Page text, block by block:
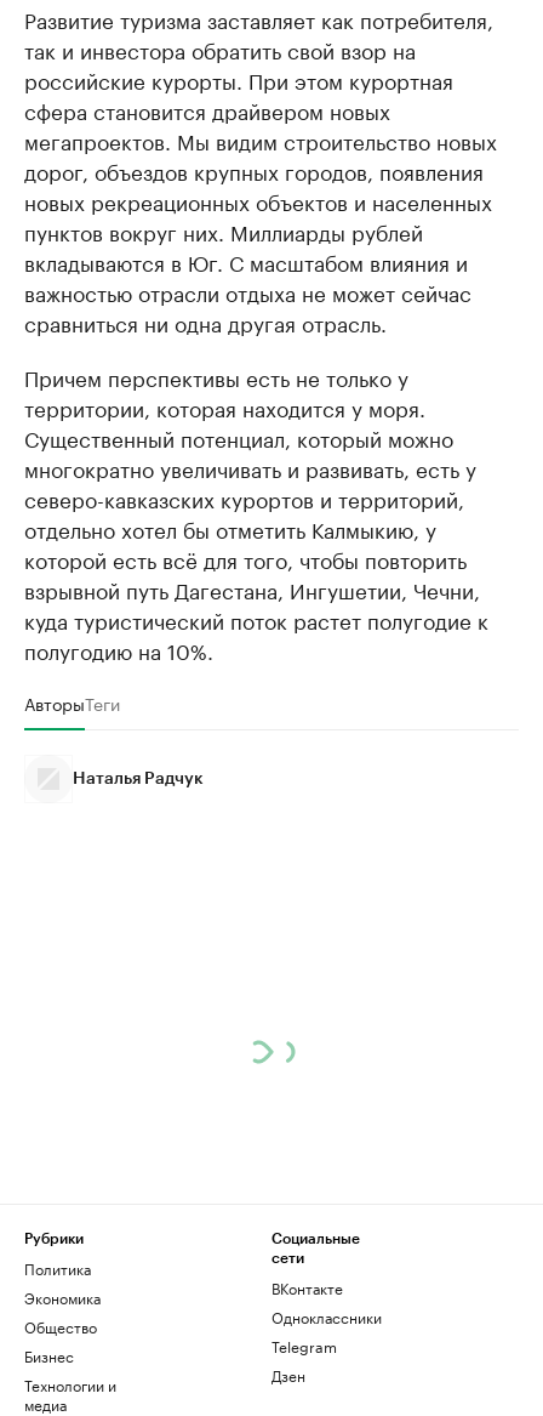
Развитие туризма заставляет как потребителя,
так и инвестора обратить свой взор на
российские курорты. При этом курортная
сфера становится драйвером новых
мегапроектов. Мы видим строительство новых
дорог, объездов крупных городов, появления
новых рекреационных объектов и населенных
пунктов вокруг них. Миллиарды рублей
вкладываются в Юг. С масштабом влияния и
важностью отрасли отдыха не может сейчас
сравниться ни одна другая отрасль.
Причем перспективы есть не только у
территории, которая находится у моря.
Существенный потенциал, который можно
многократно увеличивать и развивать, есть у
северо-кавказских курортов и территорий,
отдельно хотел бы отметить Калмыкию, у
которой есть всё для того, чтобы повторить
взрывной путь Дагестана, Ингушетии, Чечни,
куда туристический поток растет полугодие к
полугодию на 10%.
АвторыТеги
Наталья Радчук
Рубрики
Политика
Экономика
Общество
Бизнес
Технологии и
медиа
Социальные
сети
ВКонтакте
Одноклассники
Telegram
Дзен